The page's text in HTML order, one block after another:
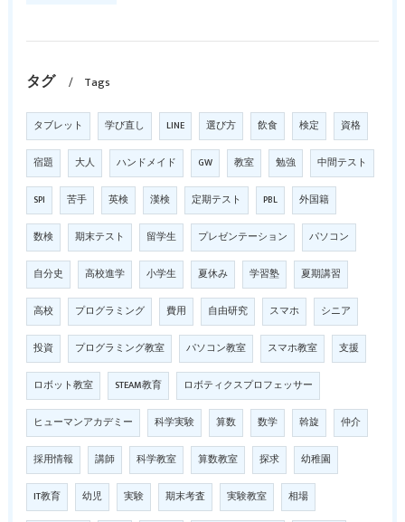
タグ Tags
タブレット 学び直し LINE 選び方 飲食 検定 資格
宿題 大人 ハンドメイド GW 教室 勉強 中間テスト
SPI 苦手 英検 漢検 定期テスト PBL 外国籍
数検 期末テスト 留学生 プレゼンテーション パソコン
自分史 高校進学 小学生 夏休み 学習塾 夏期講習
高校 プログラミング 費用 自由研究 スマホ シニア
投資 プログラミング教室 パソコン教室 スマホ教室 支援
ロボット教室 STEAM教育 ロボティクスプロフェッサー
ヒューマンアカデミー 科学実験 算数 数学 斡旋 仲介
採用情報 講師 科学教室 算数教室 探求 幼稚園
IT教育 幼児 実験 期末考査 実験教室 相場